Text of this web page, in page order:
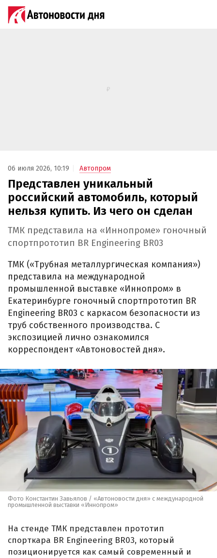
06 июля 2026, 10:19 Автопром
Представлен уникальный
российский автомобиль, который
нельзя купить. Из чего он сделан
ТМК представила на «Иннопроме» гоночный
спортпрототип BR Engineering BR03
ТМК («Трубная металлургическая компания»)
представила на международной
промышленной выставке «Иннопром» в
Екатеринбурге гоночный спортпрототип BR
Engineering BR03 с каркасом безопасности из
труб собственного производства. С
экспозицией лично ознакомился
корреспондент «Автоновостей дня».
Фото Константин Завьялов / «Автоновости дня» с международной
промышленной выставки «Иннопром»
На стенде ТМК представлен прототип
спорткара BR Engineering BR03, который
позиционируется как самый современный и